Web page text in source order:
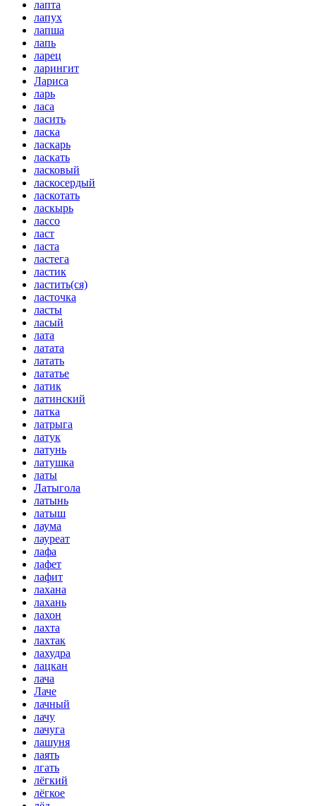
лапта
лапух
лапша
лапь
ларец
ларингит
Лариса
ларь
ласа
ласить
ласка
ласкарь
ласкать
ласковый
ласкосердый
ласкотать
ласкырь
лассо
ласт
ласта
ластега
ластик
ластить(ся)
ласточка
ласты
ласый
лата
латата
латать
лататье
латик
латинский
латка
латрыга
латук
латунь
латушка
латы
Латыгола
латынь
латыш
лаума
лауреат
лафа
лафет
лафит
лахана
лахань
лахон
лахта
лахтак
лахудра
лацкан
лача
Лаче
лачный
лачу
лачуга
лашуня
лаять
лгать
лёгкий
лёгкое